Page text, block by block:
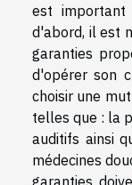
est important
d'abord, il est
garanties
d'opérer son
choisir une
telles que : la
auditifs ainsi
médecines
garanties